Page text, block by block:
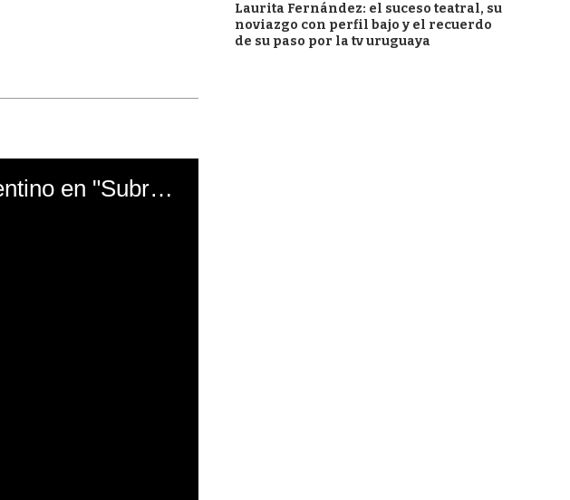
El mal momento de Yanina Gasañol con un hincha argentino en "Subrayado"
Laurita Fernández: el suceso teatral, su
noviazgo con perfil bajo y el recuerdo
de su paso por la tv uruguaya